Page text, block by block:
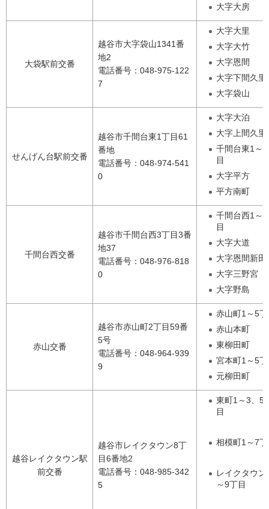
大字大房
大袋駅前交番
越谷市大字袋山1341番
地2
電話番号：048-975-122
7
大字大里
大字大竹
大字恩間
大字下間久里
大字袋山
せんげん台駅前交番
越谷市千間台東1丁目61
番地
電話番号：048-974-541
0
大字大泊
大字上間久里
千間台東1～
目
大字平方
平方南町
千間台西交番
越谷市千間台西3丁目3番
地37
電話番号：048-976-818
0
千間台西1～
目
大字大道
大字恩間新田
大字三野宮
大字野島
赤山交番
越谷市赤山町2丁目59番
5号
電話番号：048-964-939
9
赤山町1～5
赤山本町
東柳田町
宮本町1～5
元柳田町
越谷レイクタウン駅
前交番
越谷市レイクタウン8丁
目6番地2
電話番号：048-985-342
5
東町1～3、5
目
相模町1～7
レイクタウン
～9丁目